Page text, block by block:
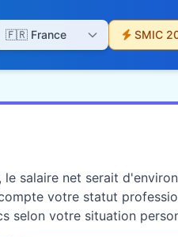
SMIC
salaire net serait d'environ
votre statut
selon votre situation